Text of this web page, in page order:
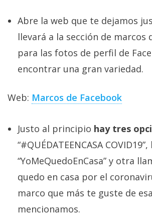
móviles,
ordenadores,
apps,
informática,
videojuegos,
comparativas,
(CC) 2006-
Algunos
derechos
reservados.
Abre la web que te dejamos
llevará a la sección de marcos
para las fotos de perfil de
encontrar una gran variedad.
Web: Marcos de Facebook
Justo al principio hay tres
“#QUÉDATEENCASA
“YoMeQuedoEnCasa” y otra
quedo en casa por el
marco que más te guste de
mencionamos.